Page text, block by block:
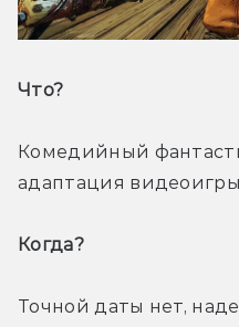
Что?
Комедийный
адаптация
Когда?
Точной даты нет,